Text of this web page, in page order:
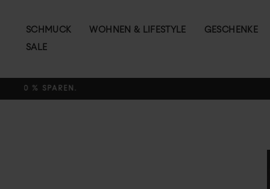
SCHMUCK WOHNEN & LIFESTYLE GESCHENKE
SALE